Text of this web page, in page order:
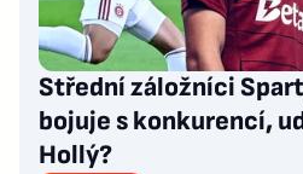
Střední záložníci
bojuje s konkurencí,
Hollý?